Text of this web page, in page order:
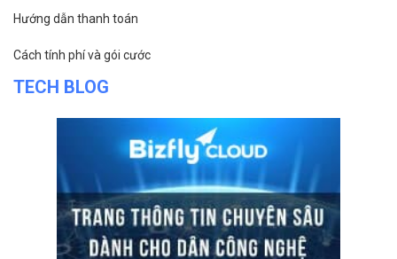
Hướng dẫn thanh toán
Cách tính phí và gói cước
TECH BLOG